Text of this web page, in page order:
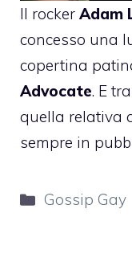
Il rocker Adam
concesso una
copertina
Advocate. E
quella relativa
sempre in
Categorie
Gossip Gay